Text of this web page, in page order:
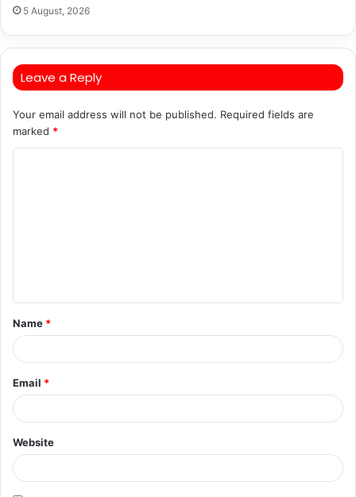
5 August, 2026
Leave a Reply
Your email address will not be published. Required fields are
marked *
t
*
Name *
Email *
Website